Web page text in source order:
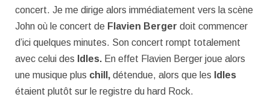
concert. Je me dirige alors immédiatement vers la scène
John où le concert de Flavien Berger doit commencer
d’ici quelques minutes. Son concert rompt totalement
avec celui des Idles. En effet Flavien Berger joue alors
une musique plus chill, détendue, alors que les Idles
étaient plutôt sur le registre du hard Rock.